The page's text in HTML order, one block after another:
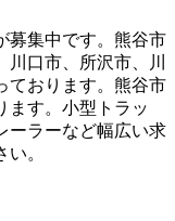
募集中です。熊谷市
口市、所沢市、川
ております。熊谷市
ます。小型トラッ
ーラーなど幅広い求
。